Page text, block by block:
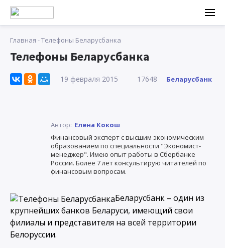
Главная -Телефоны Беларусбанка
Телефоны Беларусбанка
19 февраля 2015 17648 Беларусбанк
Автор: Елена Кокош
Финансовый эксперт с высшим экономическим
образованием по специальности "Экономист-
менеджер". Имею опыт работы в Сбербанке
России. Более 7 лет консультирую читателей по
финансовым вопросам.
Беларусбанк – один из
крупнейших банков Беларуси, имеющий свои
филиалы и представителя на всей территории
Белоруссии.